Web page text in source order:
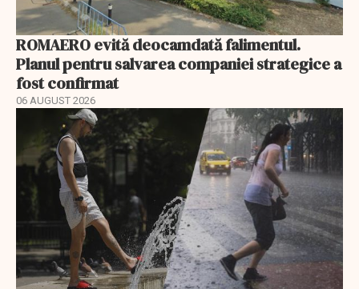
ROMAERO evită deocamdată falimentul.
Planul pentru salvarea companiei strategice a
fost confirmat
06 AUGUST 2026